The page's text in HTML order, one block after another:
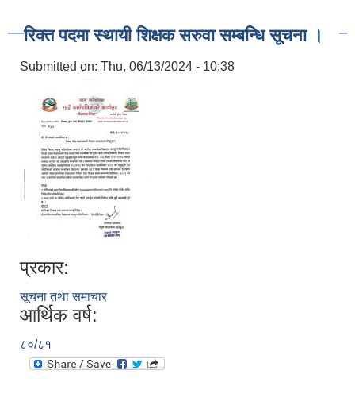
रिक्त पदमा स्थायी शिक्षक सरुवा सम्बन्धि सूचना ।
Submitted on: Thu, 06/13/2024 - 10:38
प्रकार:
सूचना तथा समाचार
आर्थिक वर्ष:
८०/८१